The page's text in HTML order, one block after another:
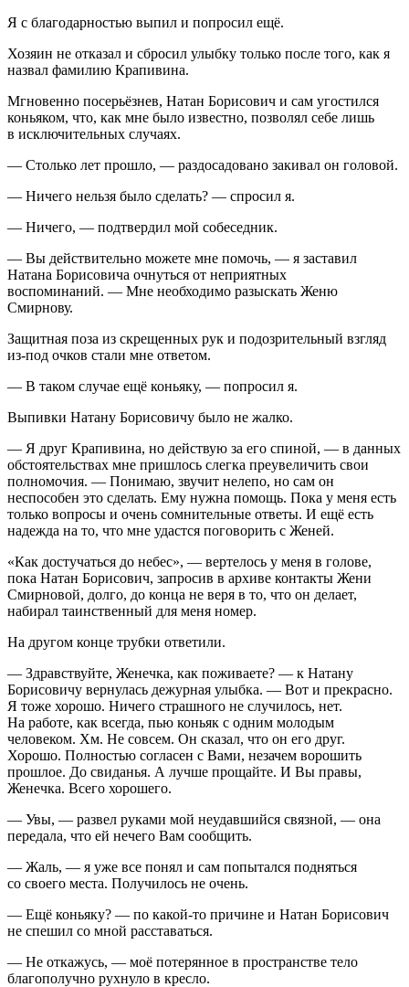
Я с благодарностью выпил и попросил ещё.
Хозяин не отказал и сбросил улыбку только после того, как я
назвал фамилию Крапивина.
Мгновенно посерьёзнев, Натан Борисович и сам угостился
коньяком, что, как мне было известно, позволял себе лишь
в исключительных случаях.
— Столько лет прошло, — раздосадовано закивал он головой.
— Ничего нельзя было сделать? — спросил я.
— Ничего, — подтвердил мой собеседник.
— Вы действительно можете мне помочь, — я заставил
Натана Борисовича очнуться от неприятных
воспоминаний. — Мне необходимо разыскать Женю
Смирнову.
Защитная поза из скрещенных рук и подозрительный взгляд
из-под очков стали мне ответом.
— В таком случае ещё коньяку, — попросил я.
Выпивки Натану Борисовичу было не жалко.
— Я друг Крапивина, но действую за его спиной, — в данных
обстоятельствах мне пришлось слегка преувеличить свои
полномочия. — Понимаю, звучит нелепо, но сам он
неспособен это сделать. Ему нужна помощь. Пока у меня есть
только вопросы и очень сомнительные ответы. И ещё есть
надежда на то, что мне удастся поговорить с Женей.
«Как достучаться до небес», — вертелось у меня в голове,
пока Натан Борисович, запросив в архиве контакты Жени
Смирновой, долго, до конца не веря в то, что он делает,
набирал таинственный для меня номер.
На другом конце трубки ответили.
— Здравствуйте, Женечка, как поживаете? — к Натану
Борисовичу вернулась дежурная улыбка. — Вот и прекрасно.
Я тоже хорошо. Ничего страшного не случилось, нет.
На работе, как всегда, пью коньяк с одним молодым
человеком. Хм. Не совсем. Он сказал, что он его друг.
Хорошо. Полностью согласен с Вами, незачем ворошить
прошлое. До свиданья. А лучше прощайте. И Вы правы,
Женечка. Всего хорошего.
— Увы, — развел руками мой неудавшийся связной, — она
передала, что ей нечего Вам сообщить.
— Жаль, — я уже все понял и сам попытался подняться
со своего места. Получилось не очень.
— Ещё коньяку? — по какой-то причине и Натан Борисович
не спешил со мной расставаться.
— Не откажусь, — моё потерянное в пространстве тело
благополучно рухнуло в кресло.